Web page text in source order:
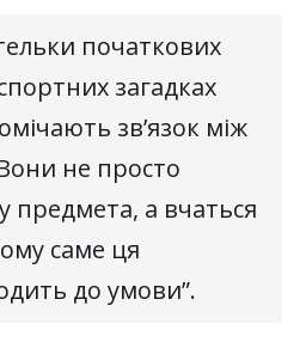
початкових
загадках
зв’язок між
не просто
предмета, а вчаться
саме ця
до умови”.